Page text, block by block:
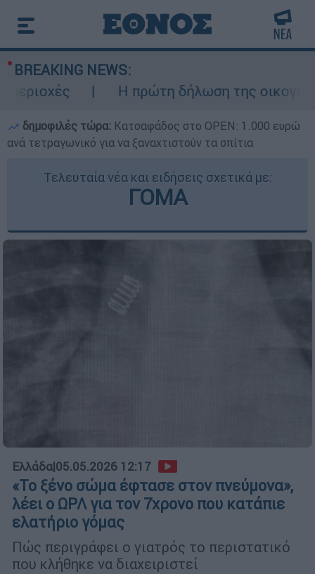
BREAKING NEWS:
Η πρώτη δήλωση της οικογένειας
δημοφιλές τώρα: Κατσαφάδος στο OPEN: 1.000 ευρώ
ανά τετραγωνικό για να ξαναχτιστούν τα σπίτια
Τελευταία νέα και ειδήσεις σχετικά με:
ΓΟΜΑ
Ελλάδα|05.05.2026 12:17
«Το ξένο σώμα έφτασε στον πνεύμονα»,
λέει ο ΩΡΛ για τον 7χρονο που κατάπιε
ελατήριο γόμας
Πώς περιγράφει ο γιατρός το περιστατικό
που κλήθηκε να διαχειριστεί